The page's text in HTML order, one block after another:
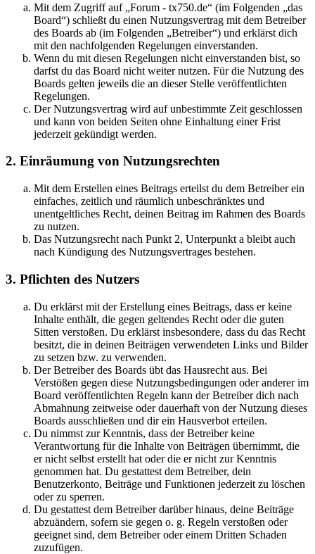
Mit dem Zugriff auf „Forum - tx750.de“ (im Folgenden „das
Board“) schließt du einen Nutzungsvertrag mit dem Betreiber
des Boards ab (im Folgenden „Betreiber“) und erklärst dich
mit den nachfolgenden Regelungen einverstanden.
Wenn du mit diesen Regelungen nicht einverstanden bist, so
darfst du das Board nicht weiter nutzen. Für die Nutzung des
Boards gelten jeweils die an dieser Stelle veröffentlichten
Regelungen.
Der Nutzungsvertrag wird auf unbestimmte Zeit geschlossen
und kann von beiden Seiten ohne Einhaltung einer Frist
jederzeit gekündigt werden.
2. Einräumung von Nutzungsrechten
Mit dem Erstellen eines Beitrags erteilst du dem Betreiber ein
einfaches, zeitlich und räumlich unbeschränktes und
unentgeltliches Recht, deinen Beitrag im Rahmen des Boards
zu nutzen.
Das Nutzungsrecht nach Punkt 2, Unterpunkt a bleibt auch
nach Kündigung des Nutzungsvertrages bestehen.
3. Pflichten des Nutzers
Du erklärst mit der Erstellung eines Beitrags, dass er keine
Inhalte enthält, die gegen geltendes Recht oder die guten
Sitten verstoßen. Du erklärst insbesondere, dass du das Recht
besitzt, die in deinen Beiträgen verwendeten Links und Bilder
zu setzen bzw. zu verwenden.
Der Betreiber des Boards übt das Hausrecht aus. Bei
Verstößen gegen diese Nutzungsbedingungen oder anderer im
Board veröffentlichten Regeln kann der Betreiber dich nach
Abmahnung zeitweise oder dauerhaft von der Nutzung dieses
Boards ausschließen und dir ein Hausverbot erteilen.
Du nimmst zur Kenntnis, dass der Betreiber keine
Verantwortung für die Inhalte von Beiträgen übernimmt, die
er nicht selbst erstellt hat oder die er nicht zur Kenntnis
genommen hat. Du gestattest dem Betreiber, dein
Benutzerkonto, Beiträge und Funktionen jederzeit zu löschen
oder zu sperren.
Du gestattest dem Betreiber darüber hinaus, deine Beiträge
abzuändern, sofern sie gegen o. g. Regeln verstoßen oder
geeignet sind, dem Betreiber oder einem Dritten Schaden
zuzufügen.